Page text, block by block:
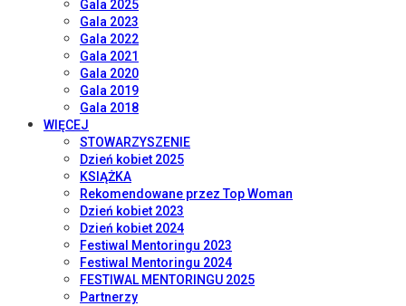
Gala 2025
Gala 2023
Gala 2022
Gala 2021
Gala 2020
Gala 2019
Gala 2018
WIĘCEJ
STOWARZYSZENIE
Dzień kobiet 2025
KSIĄŻKA
Rekomendowane przez Top Woman
Dzień kobiet 2023
Dzień kobiet 2024
Festiwal Mentoringu 2023
Festiwal Mentoringu 2024
FESTIWAL MENTORINGU 2025
Partnerzy